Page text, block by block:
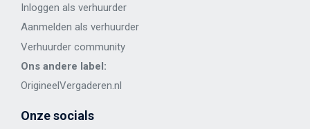
Inloggen als verhuurder
Aanmelden als verhuurder
Verhuurder community
Ons andere label:
OrigineelVergaderen.nl
Onze socials